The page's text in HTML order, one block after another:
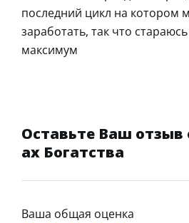
последний цикл на котором
заработать, так что
максимум
Оставьте Ваш отзыв
ах Богатства
Ваша общая оценка